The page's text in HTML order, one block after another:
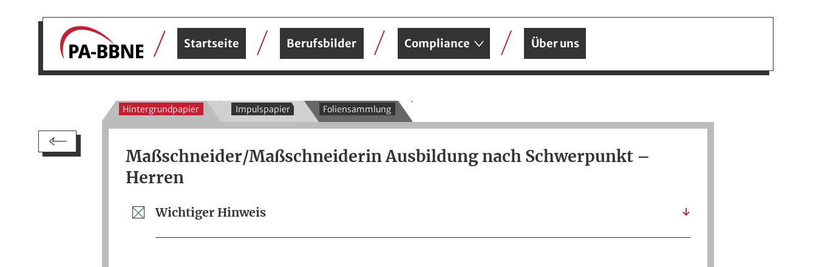
Startseite Berufsbilder Compliance Über uns
Hintergrundpapier Impulspapier Foliensammlung
Maßschneider/Maßschneiderin Ausbildung nach Schwerpunkt –
Herren
Wichtiger Hinweis